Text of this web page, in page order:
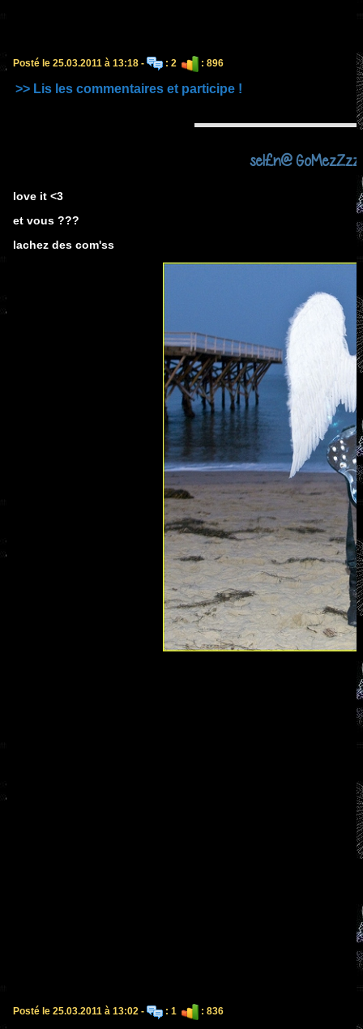
Posté le 25.03.2011 à 13:18 - : 2 : 896
>> Lis les commentaires et participe !
sel£n@ GoMezZzz
love it <3
et vous ???
lachez des com'ss
Posté le 25.03.2011 à 13:02 - : 1 : 836